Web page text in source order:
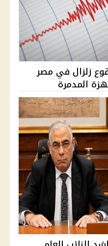
زلزال في مصر
المدمرة